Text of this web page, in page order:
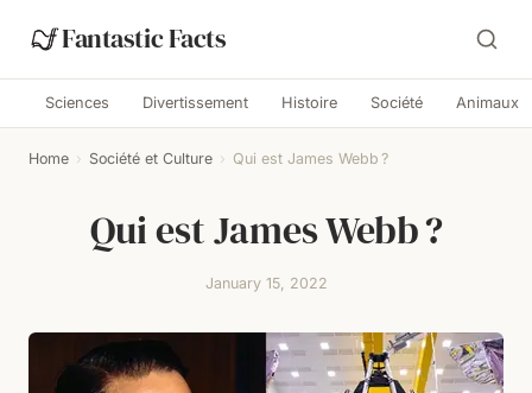
Fantastic Facts
Sciences Divertissement Histoire Société Animaux
Home › Société et Culture › Qui est James Webb ?
Qui est James Webb ?
January 15, 2022